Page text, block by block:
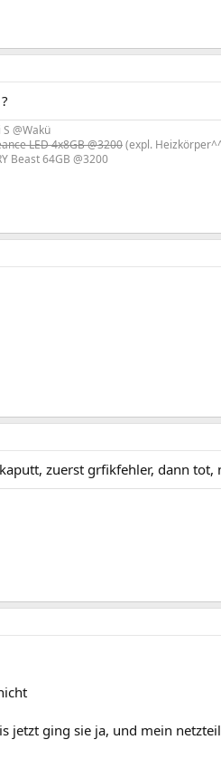
@Wakü
LED 4x8GB @3200(expl.
Beast 64GB @3200
zuerst grfikfehler, dann
jetzt ging sie ja, und mein